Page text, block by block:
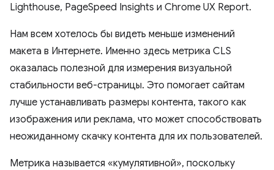
Lighthouse, PageSpeed ​​Insights и Chrome UX Report.
Нам всем хотелось бы видеть меньше изменений
макета в Интернете. Именно здесь метрика CLS
оказалась полезной для измерения визуальной
стабильности веб-страницы. Это помогает сайтам
лучше устанавливать размеры контента, такого как
изображения или реклама, что может способствовать
неожиданному скачку контента для их пользователей.
Метрика называется «кумулятивной», поскольку